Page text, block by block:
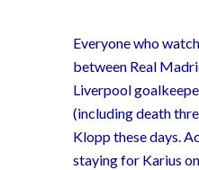
Everyone who
between Real
Liverpool
(including death
Klopp these days.
staying for Karius